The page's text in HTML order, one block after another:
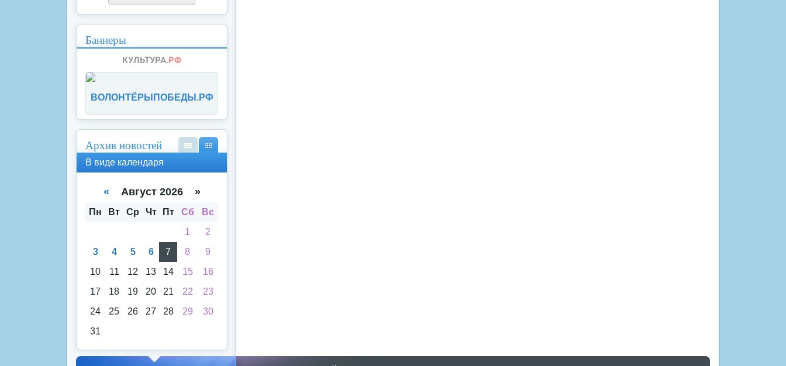
Баннеры
ВОЛОНТЁРЫПОБЕДЫ.РФ
Архив новостей
кал
аря
спи
В виде календаря
« Август 2026 »
Пн Вт Ср Чт Пт Сб
Вс
1
2
3
4 5 6 7 8
9
10
11 12 13 14 15
16
17
18 19 20 21 22
23
24
25 26 27 28 29
30
31